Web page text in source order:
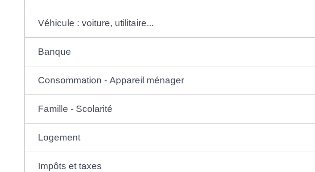
Véhicule : voiture, utilitaire...
Banque
Consommation - Appareil ménager
Famille - Scolarité
Logement
Impôts et taxes